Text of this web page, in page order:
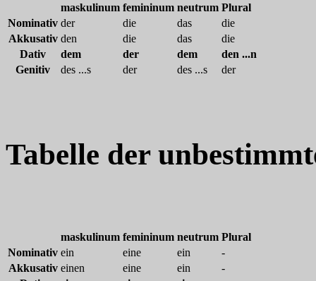
maskulinum femininum neutrum Plural
Nominativ der die das
die
Akkusativ den die das
die
Dativ
dem der dem
den ...n
Genitiv
des ...s der des ...s der
Tabelle der
maskulinum femininum neutrum Plural
Nominativ ein eine ein
-
Akkusativ einen eine ein
-